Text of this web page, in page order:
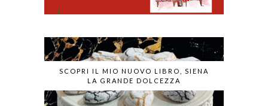
SCOPRI IL MIO NUOVO LIBRO, SIENA
LA GRANDE DOLCEZZA